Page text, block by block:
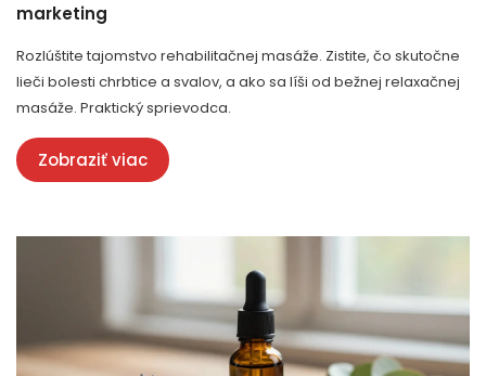
marketing
Rozlúštite tajomstvo rehabilitačnej masáže. Zistite, čo skutočne
lieči bolesti chrbtice a svalov, a ako sa líši od bežnej relaxačnej
masáže. Praktický sprievodca.
Zobraziť viac